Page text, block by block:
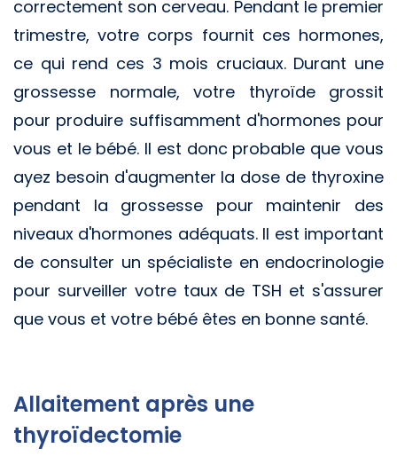
correctement son cerveau. Pendant le premier
trimestre, votre corps fournit ces hormones,
ce qui rend ces 3 mois cruciaux. Durant une
grossesse normale, votre thyroïde grossit
pour produire suffisamment d'hormones pour
vous et le bébé. Il est donc probable que vous
ayez besoin d'augmenter la dose de thyroxine
pendant la grossesse pour maintenir des
niveaux d'hormones adéquats. Il est important
de consulter un spécialiste en endocrinologie
pour surveiller votre taux de TSH et s'assurer
que vous et votre bébé êtes en bonne santé.
Allaitement après une
thyroïdectomie